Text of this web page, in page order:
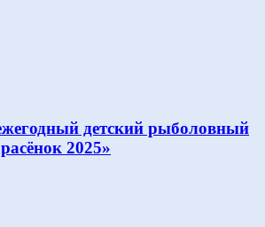
детский рыболовный
2025»